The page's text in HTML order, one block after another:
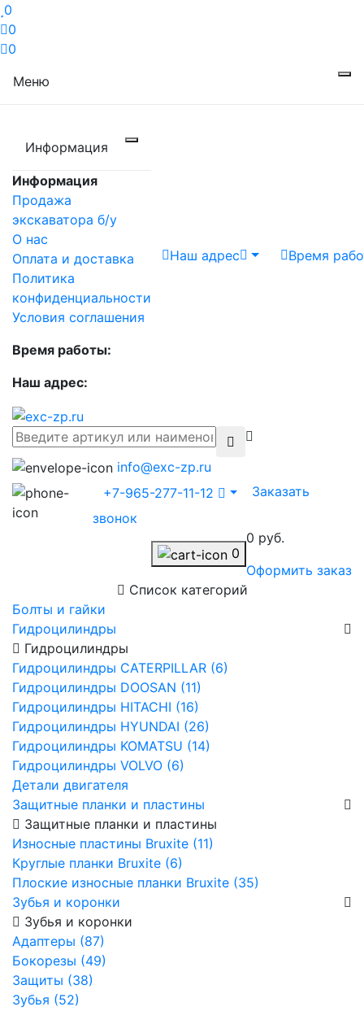
0
0
0
Меню
Информация
Информация
Продажа
экскаватора б/у
О нас
Оплата и доставка
Политика
конфиденциальности
Условия соглашения
Время работы:
Наш адрес:
Наш адрес Время
info@exc-zp.ru
+7-965-277-11-12
Заказать
звонок
0
0 руб.
Оформить заказ
Список категорий
Болты и гайки
Гидроцилиндры
Гидроцилиндры
Гидроцилиндры CATERPILLAR (6)
Гидроцилиндры DOOSAN (11)
Гидроцилиндры HITACHI (16)
Гидроцилиндры HYUNDAI (26)
Гидроцилиндры KOMATSU (14)
Гидроцилиндры VOLVO (6)
Детали двигателя
Защитные планки и пластины
Защитные планки и пластины
Износные пластины Bruxite (11)
Круглые планки Bruxite (6)
Плоские износные планки Bruxite (35)
Зубья и коронки
Зубья и коронки
Адаптеры (87)
Бокорезы (49)
Защиты (38)
Зубья (52)